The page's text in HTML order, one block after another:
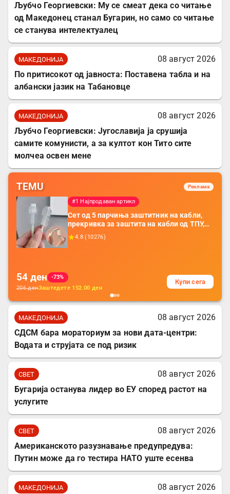
Љубчо Георгиевски: Му се смеат дека со читање
од Македонец станал Бугарин, но само со читање
се станува интелектуалец
МАКЕДОНИЈА
08 август 2026
По притисокот од јавноста: Поставена табла и на
албански јазик на Табановце
МАКЕДОНИЈА
08 август 2026
Љубчо Георгиевски: Југославија ја срушија
самите комунисти, а за култот кон Тито сите
молчеа освен мене
TEMU Реклама
#1 Најпродаван артикл
Сет од 5 парчиња заштитник на кабли,
прекривка за заштита на кабли од ТПУ,
додатоци за заштита на кабли, без
батерија, за мобилни телефони, комплет
4.8 ( 10276)
54 ден
-73%
206денЗаштедете 152.00 ден
Купи сега
МАКЕДОНИЈА
08 август 2026
СДСМ бара мораториум за нови дата-центри:
Водата и струјата се под ризик
СВЕТ
08 август 2026
Бугарија останува лидер во ЕУ според растот на
услугите
СВЕТ
08 август 2026
Американското разузнавање предупредува:
Путин може да го тестира НАТО уште есенва
МАКЕДОНИЈА 08 август 2026